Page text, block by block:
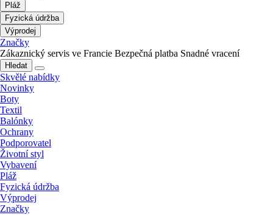
Pláž
Fyzická údržba
Výprodej
Značky
Zákaznický servis ve Francie Bezpečná platba Snadné vracení
Hledat
Skvělé nabídky
Novinky
Boty
Textil
Balónky
Ochrany
Podporovatel
Životní styl
Vybavení
Pláž
Fyzická údržba
Výprodej
Značky